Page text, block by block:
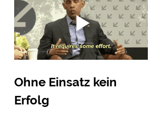
Ohne Einsatz kein
Erfolg